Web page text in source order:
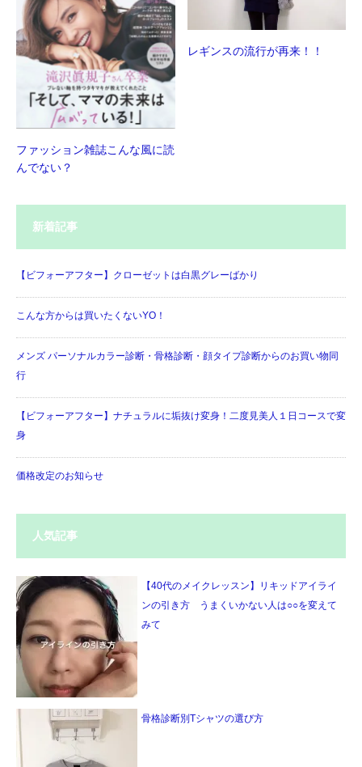
ファッション雑誌こんな風に読
んでない？
レギンスの流行が再来！！
新着記事
【ビフォーアフター】クローゼットは白黒グレーばかり
こんな方からは買いたくないYO！
メンズ パーソナルカラー診断・骨格診断・顔タイプ診断からのお買い物同
行
【ビフォーアフター】ナチュラルに垢抜け変身！二度見美人１日コースで変
身
価格改定のお知らせ
人気記事
【40代のメイクレッスン】リキッドアイライ
ンの引き方 うまくいかない人は○○を変えて
みて
骨格診断別Tシャツの選び方